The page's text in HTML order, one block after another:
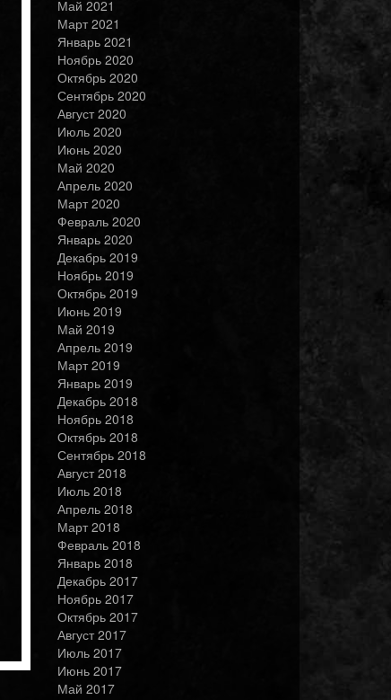
Май 2021
Март 2021
Январь 2021
Ноябрь 2020
Октябрь 2020
Сентябрь 2020
Август 2020
Июль 2020
Июнь 2020
Май 2020
Апрель 2020
Март 2020
Февраль 2020
Январь 2020
Декабрь 2019
Ноябрь 2019
Октябрь 2019
Июнь 2019
Май 2019
Апрель 2019
Март 2019
Январь 2019
Декабрь 2018
Ноябрь 2018
Октябрь 2018
Сентябрь 2018
Август 2018
Июль 2018
Апрель 2018
Март 2018
Февраль 2018
Январь 2018
Декабрь 2017
Ноябрь 2017
Октябрь 2017
Август 2017
Июль 2017
Июнь 2017
Май 2017